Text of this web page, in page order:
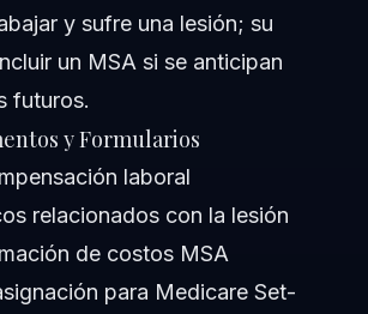
y sufre una lesión; su
un MSA si se anticipan
futuros.
y Formularios
laboral
relacionados con la lesión
de costos MSA
para Medicare Set-